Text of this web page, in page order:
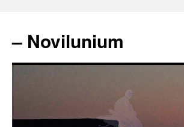
springen
– Novilunium